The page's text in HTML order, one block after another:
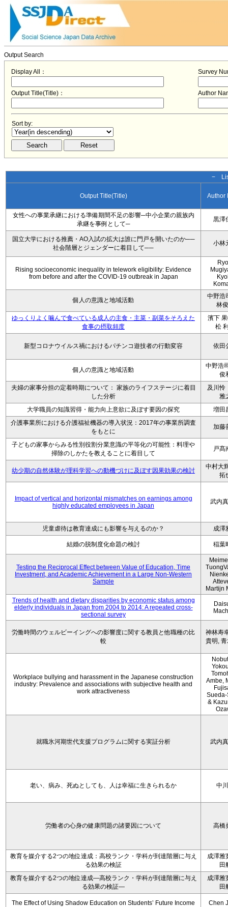
Output Search
Display All： Survey
Output Title(Title)： Author
Sort by:
−
Output Title(Title) Author
女性への事業承継における準備期間不足の影響─中小企業の親族内
承継を事例として─
黒澤
国立大学における推薦・AO入試の拡大は誰に門戸を開いたのか──
社会階層とジェンダーに着目して──
小林
Rising socioeconomic inequality in telework eligibility: Evidence
from before and after the COVID-19 outbreak in Japan
個人の意識と地域活動
中野浩
林
ゆっくりよく噛んで食べている成人の主食・主菜・副菜をそろえた
食事の摂取頻度
濱下
松
新型コロナウイルス禍におけるパチンコ遊技者の行動変容 依田
個人の意識と地域活動
中野浩
俊
夫婦の家事分担の定着時期について： 家族のライフステージに着目
した分析
及川怜
雅
大学職員の知識習得・能力向上意欲に及ぼす要因の探究
増田
介護事業所における介護福祉機器の導入状況：2017年の事業所調査
をもとに
加藤
子どもの家事からみる性別役割分業意識の平等化の可能性：料理や
掃除のしかたを教えることに着目して
戸髙
幼少期の自然体験が理科学習への動機づけに及ぼす因果効果の検討
中村大
拓
Impact of vertical and horizontal mismatches on earnings among
highly educated employees in Japan
武内
児童虐待は教育達成にも影響を与えるのか？ 成澤
結婚の脱制度化命題の検討 稲葉
Testing the Reciprocal Effect between Value of Education, Time
Investment, and Academic Achievement in a Large Non-Western
Sample
Martijn
Trends of health and dietary disparities by economic status among
elderly individuals in Japan from 2004 to 2014: A repeated cross-
sectional survey
労働時間のウェルビーイングへの影響度に関する教員と他職種の比
較
神林寿
貴明,
Workplace bullying and harassment in the Japanese construction
industry: Prevalence and associations with subjective health and
work attractiveness
Ambe,
&
就職氷河期世代支援プログラムに関する実証分析 武内
老い、病み、死ぬとしても、人は幸福に生きられるか 中
労働者の心身の健康問題の諸要因について 高橋
教育を媒介する2つの地位達成：高校ランク・学科が到達階層に与え
る効果の検証
成澤雅
田
教育を媒介する2つの地位達成―高校ランク・学科が到達階層に与え
る効果の検証―
成澤雅
田
The Effect of Using Shadow Education on Students’ Future Income Chen